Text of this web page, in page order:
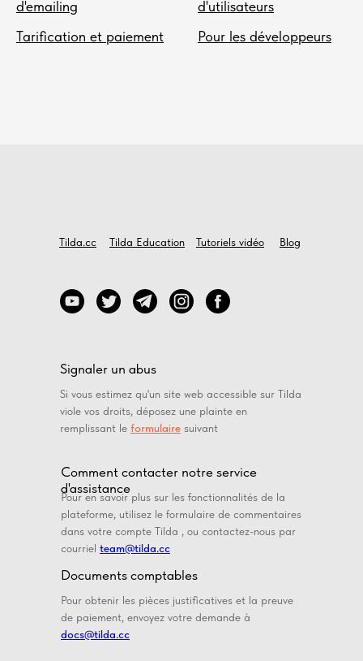
d'emailing
Tarification et paiement
d'utilisateurs
Pour les développeurs
Tilda.cc Tilda Education Tutoriels vidéo Blog
Signaler un abus
Si vous estimez qu'un site web accessible sur Tilda
viole vos droits, déposez une plainte en
remplissant le formulaire suivant
Comment contacter notre service
d'assistance
Pour en savoir plus sur les fonctionnalités de la
plateforme, utilisez le formulaire de commentaires
dans votre compte Tilda , ou contactez-nous par
courriel team@tilda.cc
Documents comptables
Pour obtenir les pièces justificatives et la preuve
de paiement, envoyez votre demande à
docs@tilda.cc